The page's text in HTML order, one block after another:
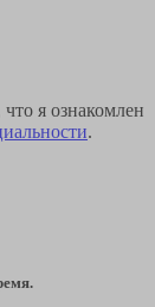
я ознакомлен
.